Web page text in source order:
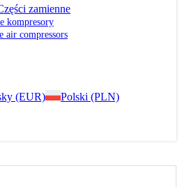
zamienne
kompresory
air compressors
(EUR)
Polski (PLN)